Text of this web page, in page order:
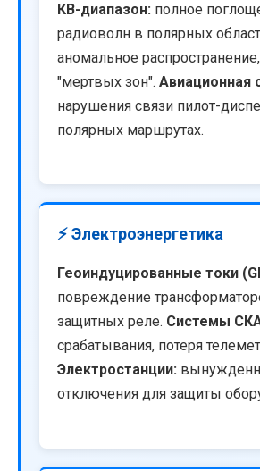
КВ-диапазон: полное
радиоволн в полярных
аномальное
"мертвых зон". Авиационная
нарушения связи пилот-
полярных маршрутах.
⚡ Электроэнергетика
Геоиндуцированные токи
повреждение
защитных реле. Системы
срабатывания, потеря
Электростанции:
отключения для защиты